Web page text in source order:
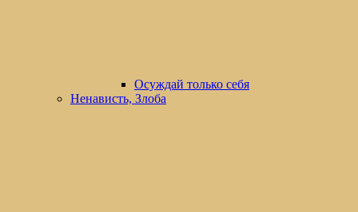
Осуждай только себя
Ненависть, Злоба